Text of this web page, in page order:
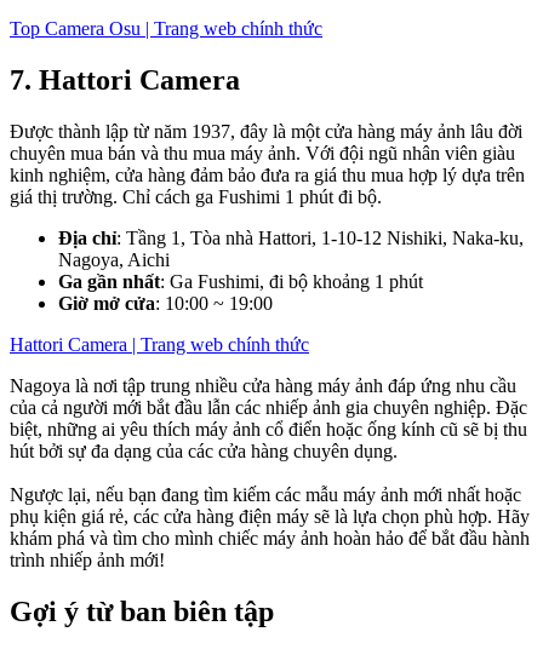
Top Camera Osu | Trang web chính thức
7. Hattori Camera
Được thành lập từ năm 1937, đây là một cửa hàng máy ảnh lâu đời
chuyên mua bán và thu mua máy ảnh. Với đội ngũ nhân viên giàu
kinh nghiệm, cửa hàng đảm bảo đưa ra giá thu mua hợp lý dựa trên
giá thị trường. Chỉ cách ga Fushimi 1 phút đi bộ.
Địa chỉ: Tầng 1, Tòa nhà Hattori, 1-10-12 Nishiki, Naka-ku,
Nagoya, Aichi
Ga gần nhất: Ga Fushimi, đi bộ khoảng 1 phút
Giờ mở cửa: 10:00 ~ 19:00
Hattori Camera | Trang web chính thức
Nagoya là nơi tập trung nhiều cửa hàng máy ảnh đáp ứng nhu cầu
của cả người mới bắt đầu lẫn các nhiếp ảnh gia chuyên nghiệp. Đặc
biệt, những ai yêu thích máy ảnh cổ điển hoặc ống kính cũ sẽ bị thu
hút bởi sự đa dạng của các cửa hàng chuyên dụng.
Ngược lại, nếu bạn đang tìm kiếm các mẫu máy ảnh mới nhất hoặc
phụ kiện giá rẻ, các cửa hàng điện máy sẽ là lựa chọn phù hợp. Hãy
khám phá và tìm cho mình chiếc máy ảnh hoàn hảo để bắt đầu hành
trình nhiếp ảnh mới!
Gợi ý từ ban biên tập